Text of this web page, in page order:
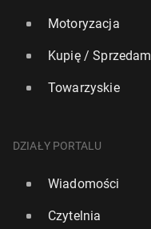
Motoryzacja
Kupię / Sprzedam
Towarzyskie
DZIAŁY PORTALU
Wiadomości
Czytelnia